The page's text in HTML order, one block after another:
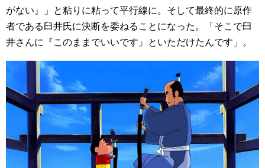
がない』」と粘りに粘って平行線に。そして最終的に原作
者である臼井氏に決断を委ねることになった。「そこで臼
井さんに『このままでいいです』といただけたんです」。